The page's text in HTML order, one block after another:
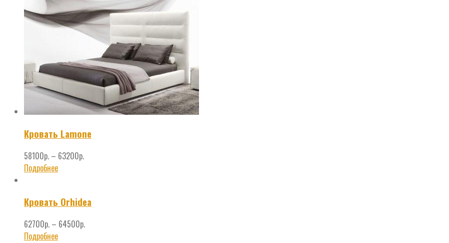
Кровать Lamone
58100р. – 63200р.
Подробнее
Кровать Orhidea
62700р. – 64500р.
Подробнее